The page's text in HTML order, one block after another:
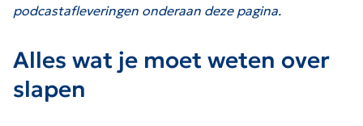
podcastafleveringen onderaan deze pagina.
Alles wat je moet weten over
slapen